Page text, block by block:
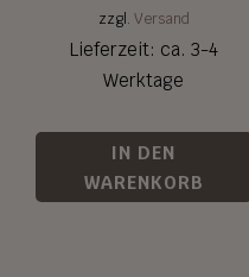
zzgl. Versand
Lieferzeit: ca. 3-4
Werktage
IN DEN
WARENKORB